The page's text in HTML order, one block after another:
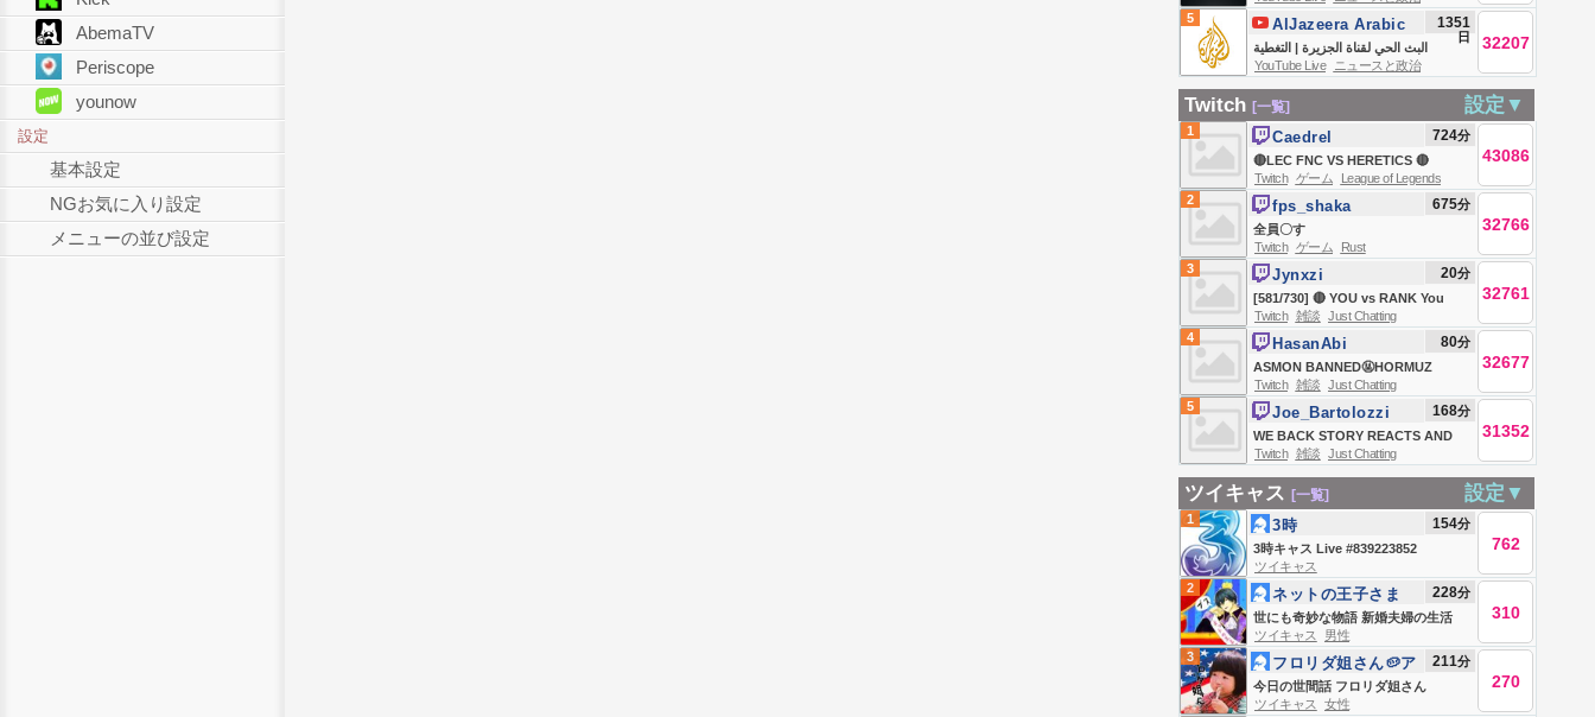
AbemaTV
Periscope
younow
設定
基本設定
NGお気に入り設定
メニューの並び設定
| Accused Killer Mom Trial
5
البث الحي لقناة الجزيرة | التغطية
مستمرة
AlJazeera Arabic
قناة الجزيرة
1351
日 32207
YouTube Live ニュースと政治
Twitch [一覧] 設定▼
1
🔴LEC FNC VS HERETICS 🔴
Caedrel 724分
43086
Twitch ゲーム
League of Legends
2
全員〇す
fps_shaka 675分
32766
Twitch ゲーム
Rust
3
[581/730] 🔴 YOU vs RANK You
Deserve -> DONUT SMP DAY 2 🔴
Jynxzi 20分
32761
Twitch 雑談 Just Chatting
4
ASMON BANNED🤬HORMUZ
DEAL🤬TRUMP AGAINST
BIRTHRIGHT AGAIN🤬STRAIT
CLOSED🤬PUBLIC ENEMY #1🤬
NIGHT FEAR&🤬
HasanAbi 80分
32677
Twitch 雑談 Just Chatting
5
WE BACK STORY REACTS AND
GAMING JOIN JOIN JOIN
Joe_Bartolozzi 168分
31352
Twitch 雑談 Just Chatting
ツイキャス [一覧] 設定▼
1
3時キャス Live #839223852
3時 154分
762
ツイキャス
2
世にも奇妙な物語 新婚夫婦の生活
ネットの王子さま
(笑)
228分
310
ツイキャス
男性
3
今日の世間話 フロリダ姐さん
フロリダ姐さん🥔ア
メリカンばばあ
211分
270
ツイキャス
女性